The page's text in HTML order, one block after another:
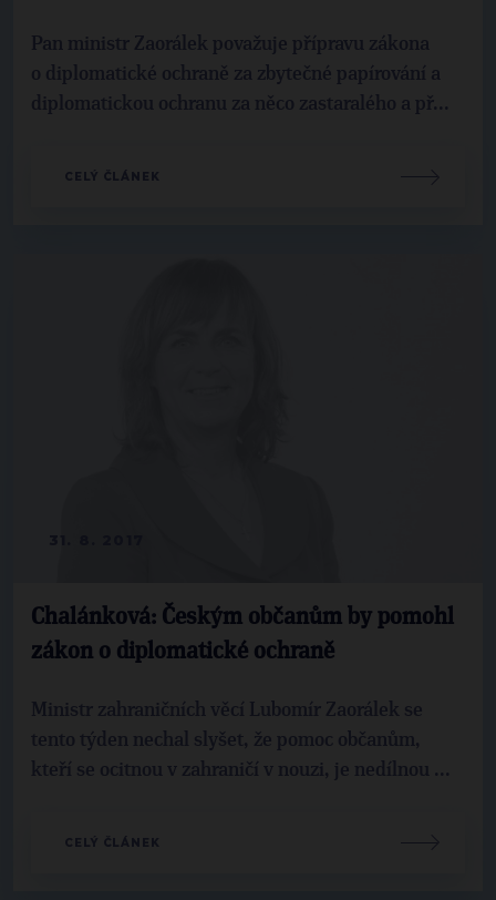
Pan ministr Zaorálek považuje přípravu zákona
o diplomatické ochraně za zbytečné papírování a
diplomatickou ochranu za něco zastaralého a př...
CELÝ ČLÁNEK
Chalánková: Českým občanům by pomohl
zákon o diplomatické ochraně
Ministr zahraničních věcí Lubomír Zaorálek se
tento týden nechal slyšet, že pomoc občanům,
kteří se ocitnou v zahraničí v nouzi, je nedílnou ...
CELÝ ČLÁNEK